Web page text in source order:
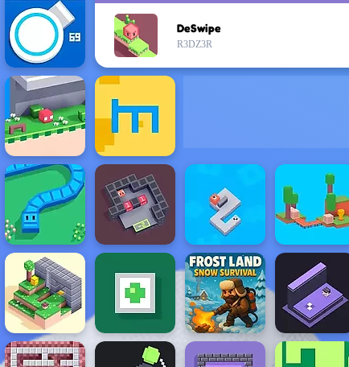
DeSwipe
R3DZ3R